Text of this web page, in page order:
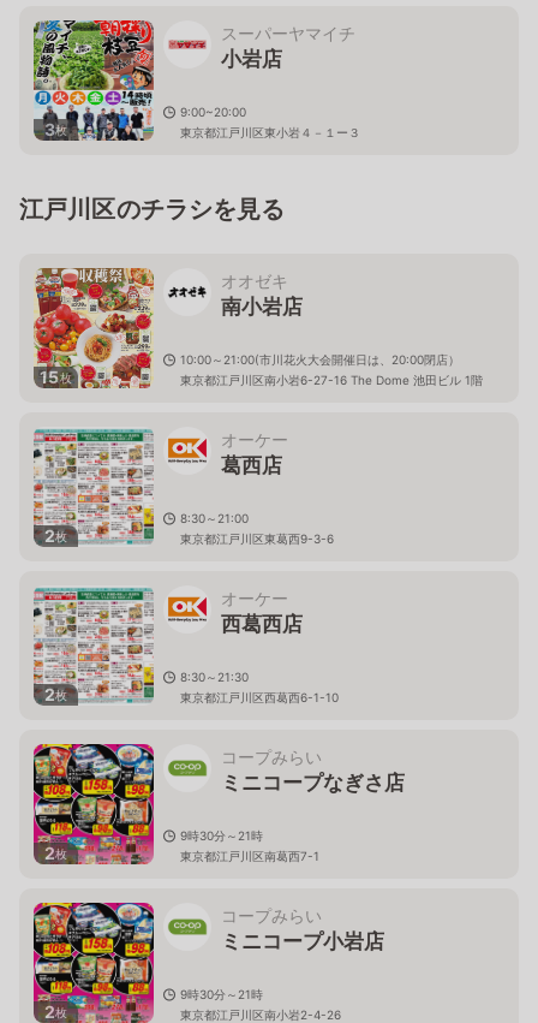
3枚
スーパーヤマイチ
小岩店
9:00~20:00
東京都江戸川区東小岩４－１ー３
江戸川区のチラシを見る
15枚
オオゼキ
南小岩店
10:00～21:00(市川花火大会開催日は、20:00閉店）
東京都江戸川区南小岩6-27-16 The Dome 池田ビル 1階
2枚
オーケー
葛西店
8:30～21:00
東京都江戸川区東葛西9-3-6
2枚
オーケー
西葛西店
8:30～21:30
東京都江戸川区西葛西6-1-10
2枚
コープみらい
ミニコープなぎさ店
9時30分～21時
東京都江戸川区南葛西7-1
2枚
コープみらい
ミニコープ小岩店
9時30分～21時
東京都江戸川区南小岩2-4-26